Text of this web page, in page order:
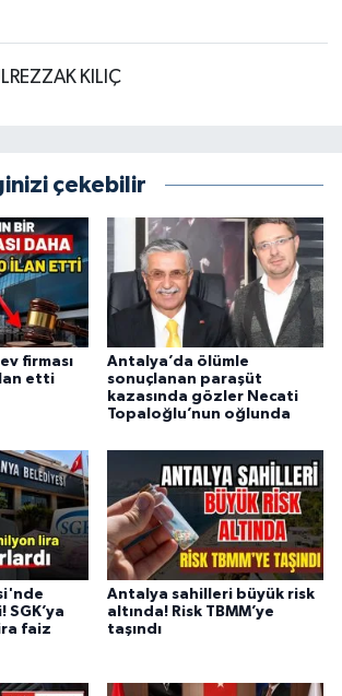
KILIÇ
çekebilir
firması
etti
Antalya’da ölümle
sonuçlanan paraşüt
kazasında gözler Necati
Topaloğlu’nun oğlunda
faiz
Antalya sahilleri büyük risk
altında! Risk TBMM’ye
taşındı